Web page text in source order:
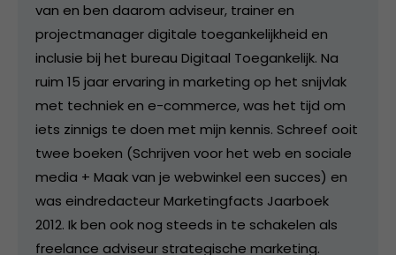
van en ben daarom adviseur, trainer en
projectmanager digitale toegankelijkheid en
inclusie bij het bureau Digitaal Toegankelijk. Na
ruim 15 jaar ervaring in marketing op het snijvlak
met techniek en e-commerce, was het tijd om
iets zinnigs te doen met mijn kennis. Schreef ooit
twee boeken (Schrijven voor het web en sociale
media + Maak van je webwinkel een succes) en
was eindredacteur Marketingfacts Jaarboek
2012. Ik ben ook nog steeds in te schakelen als
freelance adviseur strategische marketing.